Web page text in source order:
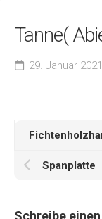
Tanne(
29. Januar 2021
Spanplatte
Schreibe